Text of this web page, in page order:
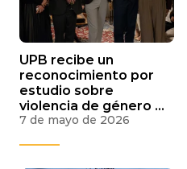
UPB recibe un
reconocimiento por
estudio sobre
violencia de género y
convivencia escolar
7 de mayo de 2026